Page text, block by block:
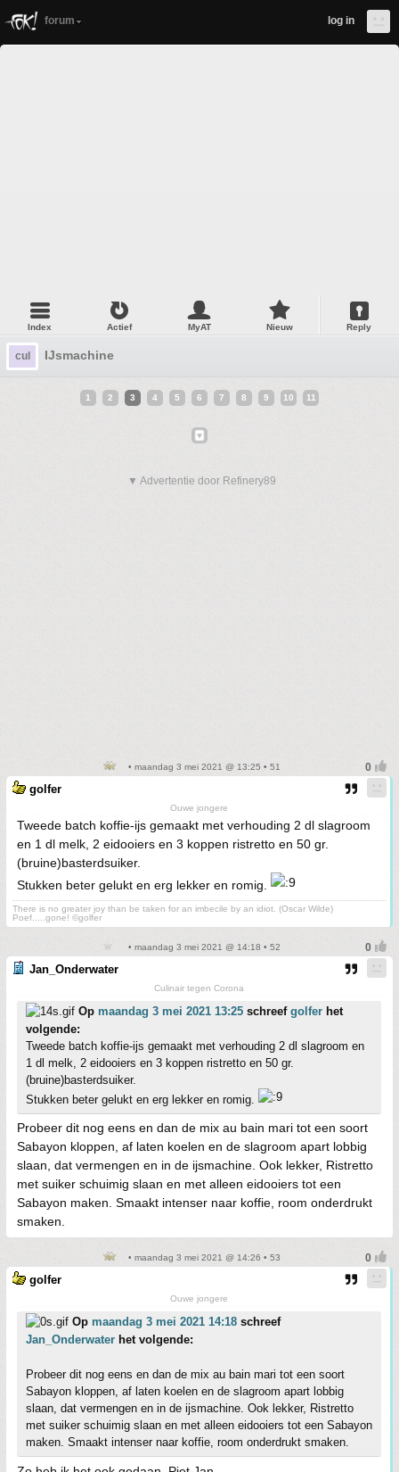
forum log in
Index Actief MyAT Nieuw Reply
cul IJsmachine
1 2 3 4 5 6 7 8 9 10 11
▼ Advertentie door Refinery89
• maandag 3 mei 2021 @ 13:25 • 51
golfer
Ouwe jongere
Tweede batch koffie-ijs gemaakt met verhouding 2 dl slagroom
en 1 dl melk, 2 eidooiers en 3 koppen ristretto en 50 gr.
(bruine)basterdsuiker.
Stukken beter gelukt en erg lekker en romig.
There is no greater joy than be taken for an imbecile by an idiot. (Oscar Wilde)
Poef.....gone! ©golfer
• maandag 3 mei 2021 @ 14:18 • 52
Jan_Onderwater
Culinair tegen Corona
Op maandag 3 mei 2021 13:25 schreef golfer het
volgende:
Tweede batch koffie-ijs gemaakt met verhouding 2 dl slagroom en
1 dl melk, 2 eidooiers en 3 koppen ristretto en 50 gr.
(bruine)basterdsuiker.
Stukken beter gelukt en erg lekker en romig.
Probeer dit nog eens en dan de mix au bain mari tot een soort
Sabayon kloppen, af laten koelen en de slagroom apart lobbig
slaan, dat vermengen en in de ijsmachine. Ook lekker, Ristretto
met suiker schuimig slaan en met alleen eidooiers tot een
Sabayon maken. Smaakt intenser naar koffie, room onderdrukt
smaken.
• maandag 3 mei 2021 @ 14:26 • 53
golfer
Ouwe jongere
Op maandag 3 mei 2021 14:18 schreef
Jan_Onderwater het volgende:
Probeer dit nog eens en dan de mix au bain mari tot een soort
Sabayon kloppen, af laten koelen en de slagroom apart lobbig
slaan, dat vermengen en in de ijsmachine. Ook lekker, Ristretto
met suiker schuimig slaan en met alleen eidooiers tot een Sabayon
maken. Smaakt intenser naar koffie, room onderdrukt smaken.